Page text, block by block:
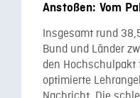
Anstoßen: Vom
Insgesamt rund
Bund und Länder
den
optimierte